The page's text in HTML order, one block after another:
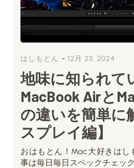
はしもとん - 12月 23, 2024
地味に知られて
MacBook Airと
の違いを簡単に
スプレイ編】
おはもとん！Mac大好きはし
事は毎日毎日スペックチェッ